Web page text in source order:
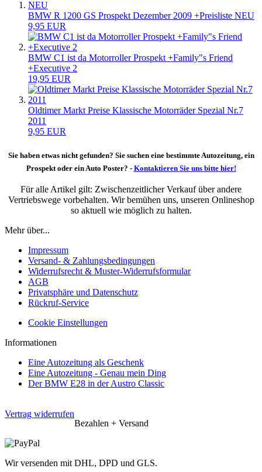
BMW R 1200 GS Prospekt Dezember 2009 +Preisliste NEU
9,95 EUR
BMW C1 ist da Motorroller Prospekt +Family"s Friend
+Executive 2
19,95 EUR
Oldtimer Markt Preise Klassische Motorräder Spezial Nr.7
2011
9,95 EUR
Sie haben etwas nicht gefunden? Sie suchen eine bestimmte Autozeitung, ein
Prospekt oder ein Auto Poster? - Kontaktieren Sie uns bitte hier!
Für alle Artikel gilt: Zwischenzeitlicher Verkauf über andere
Vertriebswege vorbehalten. Wir bemühen uns, unseren Onlineshop
so aktuell wie möglich zu halten.
Mehr über...
Impressum
Versand- & Zahlungsbedingungen
Widerrufsrecht & Muster-Widerrufsformular
AGB
Privatsphäre und Datenschutz
Rückruf-Service
Cookie Einstellungen
Informationen
Eine Autozeitung als Geschenk
Eine Autozeitung - Genau mein Ding
Der BMW E28 in der Austro Classic
Vertrag widerrufen
Bezahlen + Versand
Wir versenden mit DHL, DPD und GLS.